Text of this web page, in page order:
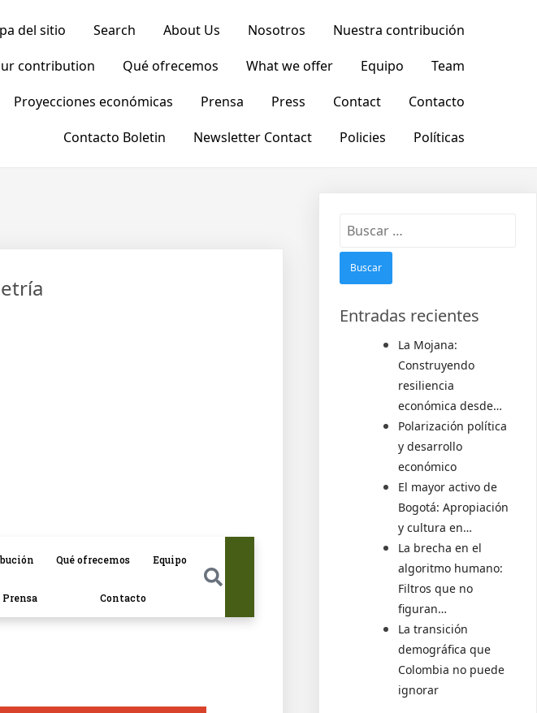
del sitio Search About Us Nosotros
Nuestra contribución
contribution Qué ofrecemos What we offer Equipo
Team
Proyecciones económicas Prensa Press Contact
Contacto
Contacto Boletin
Newsletter Contact Policies Políticas
Qué ofrecemos Equipo
Prensa Contacto
Entradas recientes
La Mojana:
Construyendo
resiliencia
económica desde…
Polarización política
y desarrollo
económico
El mayor activo de
Bogotá: Apropiación
y cultura en…
La brecha en el
algoritmo humano:
Filtros que no
figuran…
La transición
demográfica que
Colombia no puede
ignorar